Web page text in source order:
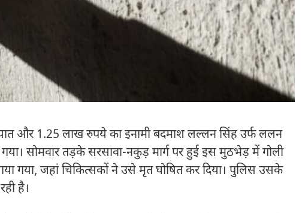
और 1.25 लाख रुपये का इनामी बदमाश लल्लन सिंह उर्फ ललन
सोमवार तड़के सरसावा-नकुड़ मार्ग पर हुई इस मुठभेड़ में गोली
गया, जहां चिकित्सकों ने उसे मृत घोषित कर दिया। पुलिस उसके
है।